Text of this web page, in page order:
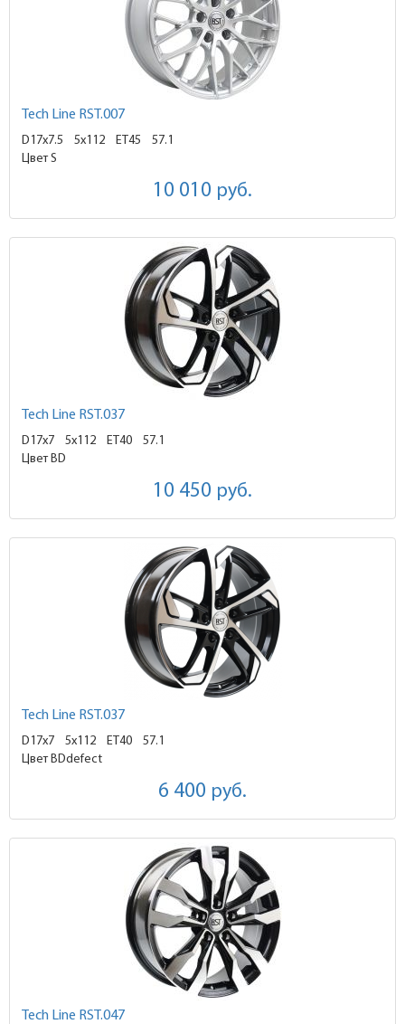
Tech Line RST.007
D17x7.5 5x112 ET45
57.1
Цвет S
10 010 руб.
Tech Line RST.037
D17x7 5x112 ET40
57.1
Цвет BD
10 450 руб.
Tech Line RST.037
D17x7 5x112 ET40
57.1
Цвет BDdefect
6 400 руб.
Tech Line RST.047